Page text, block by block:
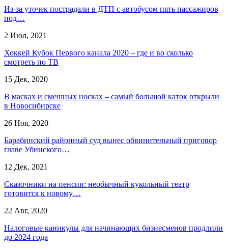
Из-за уточек пострадали в ДТП с автобусом пять пассажиров
под…
2 Июл, 2021
Хоккей Кубок Первого канала 2020 – где и во сколько
смотреть по ТВ
15 Дек, 2020
В масках и смешных носках – самый большой каток открыли
в Новосибирске
26 Ноя, 2020
Барабинский районный суд вынес обвинительный приговор
главе Убинского…
12 Дек, 2021
Сказочники на пенсии: необычный кукольный театр
готовится к новому…
22 Авг, 2020
Налоговые каникулы для начинающих бизнесменов продлили
до 2024 года